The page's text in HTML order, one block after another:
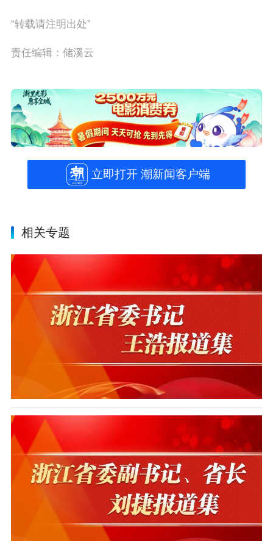
“转载请注明出处”
责任编辑：储溪云
立即打开 潮新闻客户端
相关专题